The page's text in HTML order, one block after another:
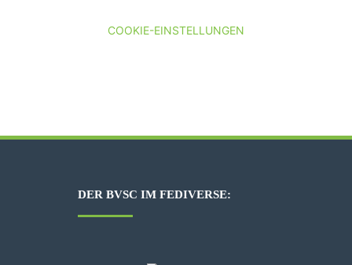
COOKIE-EINSTELLUNGEN
DER BVSC IM FEDIVERSE: